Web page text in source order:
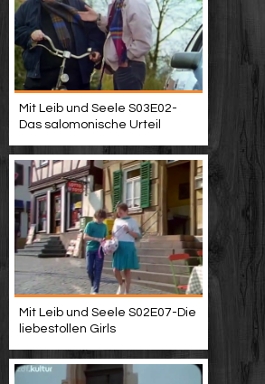
Mit Leib und Seele S03E02-
Das salomonische Urteil
Mit Leib und Seele S02E07-Die
liebestollen Girls